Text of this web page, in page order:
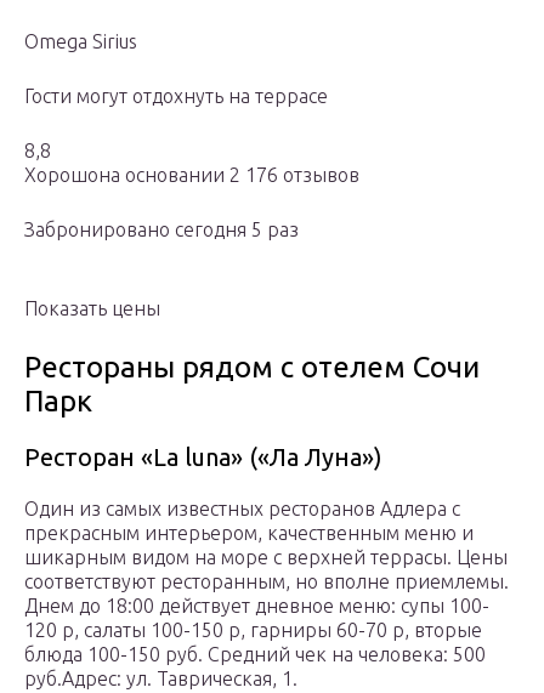
Omega Sirius
Гости могут отдохнуть на террасе
8,8
Хорошона основании 2 176 отзывов
Забронировано сегодня 5 раз
Показать цены
Рестораны рядом с отелем Сочи
Парк
Ресторан «La luna» («Ла Луна»)
Один из самых известных ресторанов Адлера с
прекрасным интерьером, качественным меню и
шикарным видом на море с верхней террасы. Цены
соответствуют ресторанным, но вполне приемлемы.
Днем до 18:00 действует дневное меню: супы 100-
120 р, салаты 100-150 р, гарниры 60-70 р, вторые
блюда 100-150 руб. Средний чек на человека: 500
руб.Адрес: ул. Таврическая, 1.